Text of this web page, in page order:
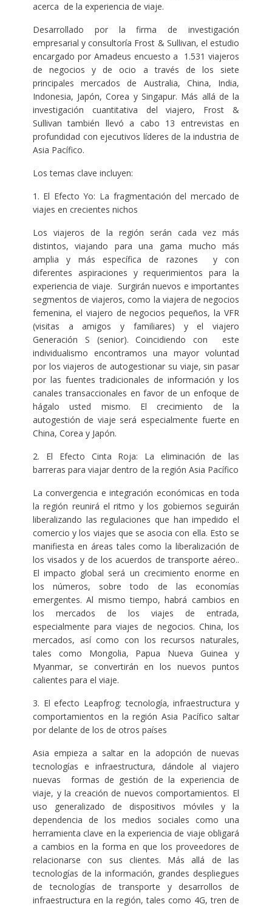
acerca de la experiencia de viaje.
Desarrollado por la firma de investigación
empresarial y consultoría Frost & Sullivan, el estudio
encargado por Amadeus encuesto a 1.531 viajeros
de negocios y de ocio a través de los siete
principales mercados de Australia, China, India,
Indonesia, Japón, Corea y Singapur. Más allá de la
investigación cuantitativa del viajero, Frost &
Sullivan también llevó a cabo 13 entrevistas en
profundidad con ejecutivos líderes de la industria de
Asia Pacífico.
Los temas clave incluyen:
1. El Efecto Yo: La fragmentación del mercado de
viajes en crecientes nichos
Los viajeros de la región serán cada vez más
distintos, viajando para una gama mucho más
amplia y más específica de razones y con
diferentes aspiraciones y requerimientos para la
experiencia de viaje. Surgirán nuevos e importantes
segmentos de viajeros, como la viajera de negocios
femenina, el viajero de negocios pequeños, la VFR
(visitas a amigos y familiares) y el viajero
Generación S (senior). Coincidiendo con este
individualismo encontramos una mayor voluntad
por los viajeros de autogestionar su viaje, sin pasar
por las fuentes tradicionales de información y los
canales transaccionales en favor de un enfoque de
hágalo usted mismo. El crecimiento de la
autogestión de viaje será especialmente fuerte en
China, Corea y Japón.
2. El Efecto Cinta Roja: La eliminación de las
barreras para viajar dentro de la región Asia Pacífico
La convergencia e integración económicas en toda
la región reunirá el ritmo y los gobiernos seguirán
liberalizando las regulaciones que han impedido el
comercio y los viajes que se asocia con ella. Esto se
manifiesta en áreas tales como la liberalización de
los visados y de los acuerdos de transporte aéreo..
El impacto global será un crecimiento enorme en
los números, sobre todo de las economías
emergentes. Al mismo tiempo, habrá cambios en
los mercados de los viajes de entrada,
especialmente para viajes de negocios. China, los
mercados, así como con los recursos naturales,
tales como Mongolia, Papua Nueva Guinea y
Myanmar, se convertirán en los nuevos puntos
calientes para el viaje.
3. El efecto Leapfrog: tecnología, infraestructura y
comportamientos en la región Asia Pacífico saltar
por delante de los de otros países
Asia empieza a saltar en la adopción de nuevas
tecnologías e infraestructura, dándole al viajero
nuevas formas de gestión de la experiencia de
viaje, y la creación de nuevos comportamientos. El
uso generalizado de dispositivos móviles y la
dependencia de los medios sociales como una
herramienta clave en la experiencia de viaje obligará
a cambios en la forma en que los proveedores de
relacionarse con sus clientes. Más allá de las
tecnologías de la información, grandes despliegues
de tecnologías de transporte y desarrollos de
infraestructura en la región, tales como 4G, tren de